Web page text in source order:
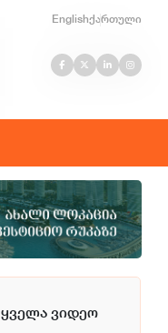
Englishქართული
ყველა ვიდეო